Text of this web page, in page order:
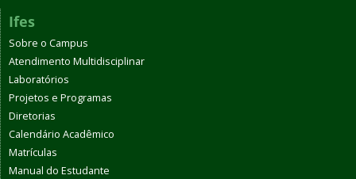
Ifes
Sobre o Campus
Atendimento Multidisciplinar
Laboratórios
Projetos e Programas
Diretorias
Calendário Acadêmico
Matrículas
Manual do Estudante